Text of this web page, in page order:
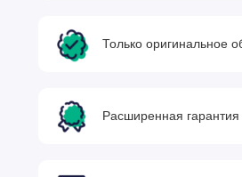
Только оригинальное
Расширенная гарантия